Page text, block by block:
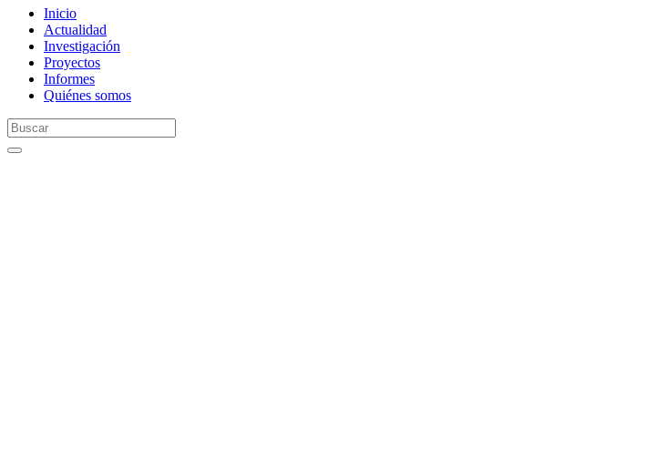
Inicio
Actualidad
Investigación
Proyectos
Informes
Quiénes somos